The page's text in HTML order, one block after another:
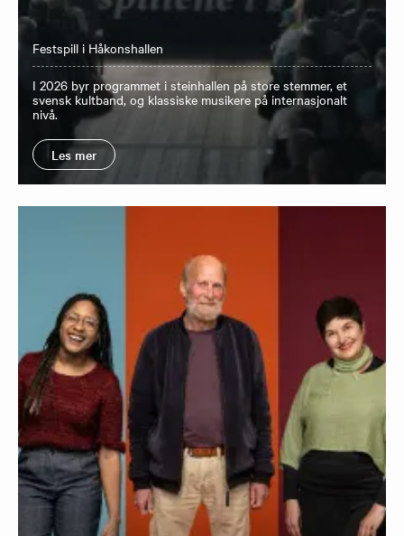
Festspill i Håkonshallen
I 2026 byr programmet i steinhallen på store stemmer, et
svensk kultband, og klassiske musikere på internasjonalt
nivå.
Les mer